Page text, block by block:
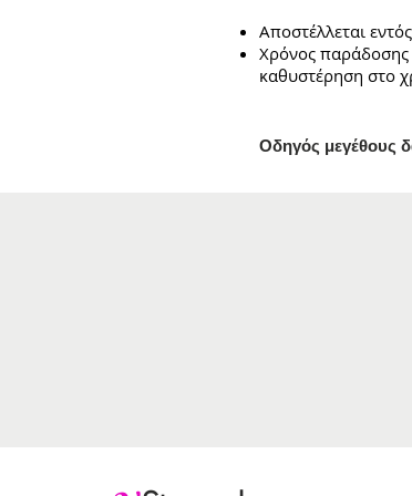
Αποστέλλεται
Χρόνος παράδοσης
καθυστέρηση στο
Οδηγός μεγέθους